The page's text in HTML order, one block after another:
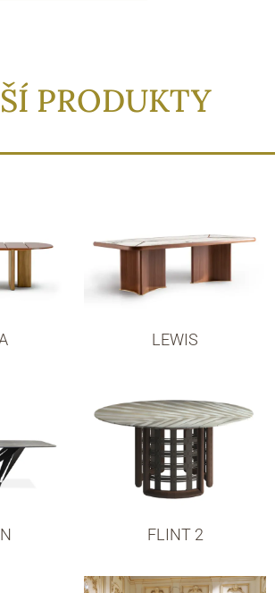
PRODUKTY
LEWIS
FLINT 2